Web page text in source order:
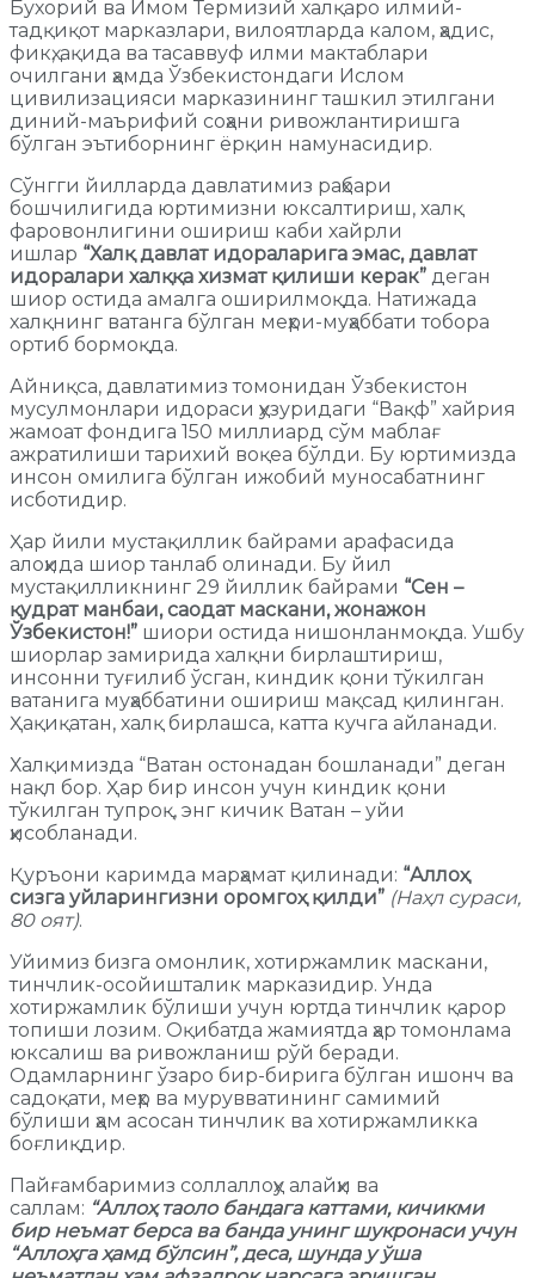
Бухорий ва Имом Термизий халқаро илмий-
тадқиқот марказлари, вилоятларда калом, ҳадис,
фикҳ, ақида ва тасаввуф илми мактаблари
очилгани ҳамда Ўзбекистондаги Ислом
цивилизацияси марказининг ташкил этилгани
диний-маърифий соҳани ривожлантиришга
бўлган эътиборнинг ёрқин намунасидир.
Сўнгги йилларда давлатимиз раҳбари
бошчилигида юртимизни юксалтириш, халқ
фаровонлигини ошириш каби хайрли
ишлар “Халқ давлат идораларига эмас, давлат
идоралари халққа хизмат қилиши керак” деган
шиор остида амалга оширилмоқда. Натижада
халқнинг ватанга бўлган меҳри-муҳаббати тобора
ортиб бормоқда.
Айниқса, давлатимиз томонидан Ўзбекистон
мусулмонлари идораси ҳузуридаги “Вақф” хайрия
жамоат фондига 150 миллиард сўм маблағ
ажратилиши тарихий воқеа бўлди. Бу юртимизда
инсон омилига бўлган ижобий муносабатнинг
исботидир.
Ҳар йили мустақиллик байрами арафасида
алоҳида шиор танлаб олинади. Бу йил
мустақилликнинг 29 йиллик байрами “Сен –
қудрат манбаи, саодат маскани, жонажон
Ўзбекистон!” шиори остида нишонланмоқда. Ушбу
шиорлар замирида халқни бирлаштириш,
инсонни туғилиб ўсган, киндик қони тўкилган
ватанига муҳаббатини ошириш мақсад қилинган.
Ҳақиқатан, халқ бирлашса, катта кучга айланади.
Халқимизда “Ватан остонадан бошланади” деган
нақл бор. Ҳар бир инсон учун киндик қони
тўкилган тупроқ, энг кичик Ватан – уйи
ҳисобланади.
Қуръони каримда марҳамат қилинади: “Аллоҳ
сизга уйларингизни оромгоҳ қилди” (Наҳл сураси,
80 оят).
Уйимиз бизга омонлик, хотиржамлик маскани,
тинчлик-осойишталик марказидир. Унда
хотиржамлик бўлиши учун юртда тинчлик қарор
топиши лозим. Оқибатда жамиятда ҳар томонлама
юксалиш ва ривожланиш рўй беради.
Одамларнинг ўзаро бир-бирига бўлган ишонч ва
садоқати, меҳр ва мурувватининг самимий
бўлиши ҳам асосан тинчлик ва хотиржамликка
боғлиқдир.
Пайғамбаримиз соллаллоҳу алайҳи ва
саллам: “Аллоҳ таоло бандага каттами, кичикми
бир неъмат берса ва банда унинг шукронаси учун
“Аллоҳга ҳамд бўлсин”, деса, шунда у ўша